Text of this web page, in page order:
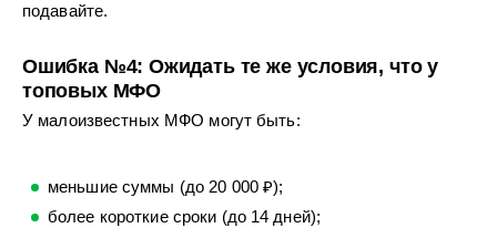
подавайте.
Ошибка №4: Ожидать те же условия, что у
топовых МФО
У малоизвестных МФО могут быть:
меньшие суммы (до 20 000 ₽);
более короткие сроки (до 14 дней);